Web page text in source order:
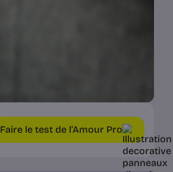
Faire le test de l’Amour Pro